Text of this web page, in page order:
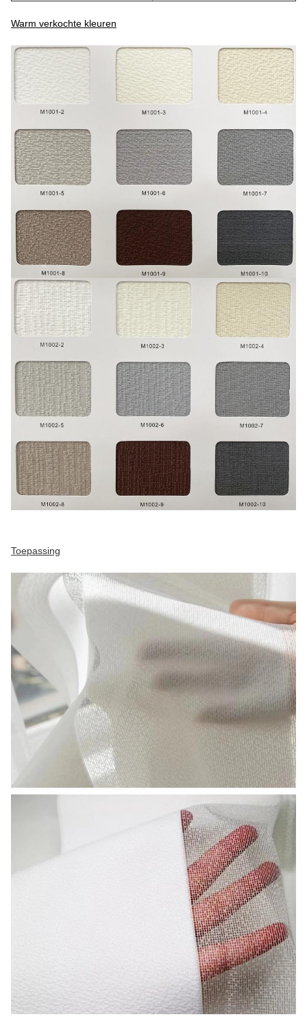
Warm verkochte kleuren
Toepassing